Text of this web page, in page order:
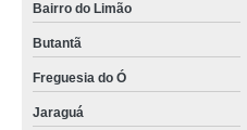
Bairro do Limão
Butantã
Freguesia do Ó
Jaraguá